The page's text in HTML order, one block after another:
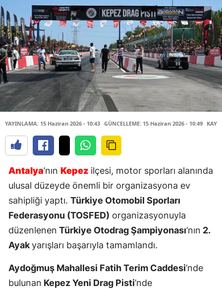
YAYINLAMA: 15 Haziran 2026 - 10:43 GÜNCELLEME: 15 Haziran 2026 - 10:49
Antalya’nın Kepez ilçesi, motor sporları alanında
ulusal düzeyde önemli bir organizasyona ev
sahipliği yaptı. Türkiye Otomobil Sporları
Federasyonu (TOSFED) organizasyonuyla
düzenlenen Türkiye Otodrag Şampiyonası’nın 2.
Ayakyarışları başarıyla tamamlandı.
Aydoğmuş Mahallesi Fatih Terim Caddesi’nde
bulunan Kepez Yeni Drag Pisti’nde